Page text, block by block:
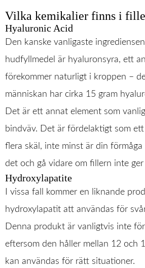
Vilka kemikalier finns i
Hyaluronic Acid
Den kanske vanligaste
hudfyllmedel är hyaluronsyra, ett
förekommer naturligt i kroppen –
människan har cirka 15 gram
Det är ett annat element som
bindväv. Det är fördelaktigt som
flera skäl, inte minst är din
det och gå vidare om fillern inte
Hydroxylapatite
I vissa fall kommer en liknande
hydroxylapatit att användas för
Denna produkt är vanligtvis inte
eftersom den håller mellan 12 och
kan användas för rätt situationer.